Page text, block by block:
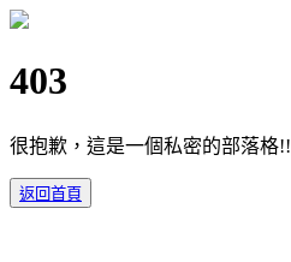
403
很抱歉，這是一個私密的部落格!!
返回首頁